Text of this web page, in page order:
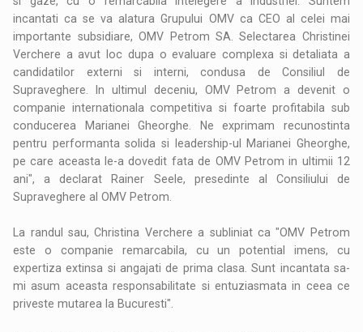
incantati ca se va alatura Grupului OMV ca CEO al celei mai
importante subsidiare, OMV Petrom SA. Selectarea Christinei
Verchere a avut loc dupa o evaluare complexa si detaliata a
candidatilor externi si interni, condusa de Consiliul de
Supraveghere. In ultimul deceniu, OMV Petrom a devenit o
companie internationala competitiva si foarte profitabila sub
conducerea Marianei Gheorghe. Ne exprimam recunostinta
pentru performanta solida si leadership-ul Marianei Gheorghe,
pe care aceasta le-a dovedit fata de OMV Petrom in ultimii 12
ani", a declarat Rainer Seele, presedinte al Consiliului de
Supraveghere al OMV Petrom.
La randul sau, Christina Verchere a subliniat ca "OMV Petrom
este o companie remarcabila, cu un potential imens, cu
expertiza extinsa si angajati de prima clasa. Sunt incantata sa-
mi asum aceasta responsabilitate si entuziasmata in ceea ce
priveste mutarea la Bucuresti".